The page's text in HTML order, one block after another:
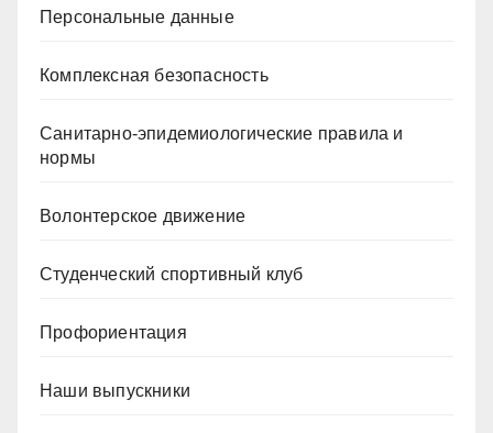
Персональные данные
Комплексная безопасность
Санитарно-эпидемиологические правила и
нормы
Волонтерское движение
Студенческий спортивный клуб
Профориентация
Наши выпускники